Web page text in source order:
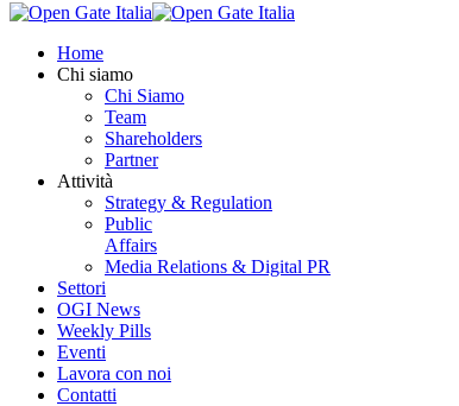
Home
Chi siamo
Chi Siamo
Team
Shareholders
Partner
Attività
Strategy & Regulation
Public
Affairs
Media Relations & Digital PR
Settori
OGI News
Weekly Pills
Eventi
Lavora con noi
Contatti